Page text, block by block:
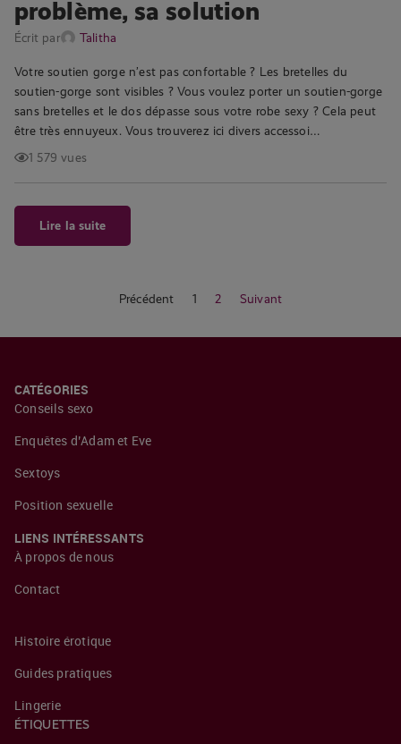
problème, sa solution
Écrit par Talitha
Votre soutien gorge n’est pas confortable ? Les bretelles du
soutien-gorge sont visibles ? Vous voulez porter un soutien-gorge
sans bretelles et le dos dépasse sous votre robe sexy ? Cela peut
être très ennuyeux. Vous trouverez ici divers accessoi…
1 579 vues
Lire la suite
Précédent 1 2 Suivant
CATÉGORIES
Conseils sexo
Enquêtes d’Adam et Eve
Sextoys
Position sexuelle
LIENS INTÉRESSANTS
À propos de nous
Contact
Histoire érotique
Guides pratiques
Lingerie
ÉTIQUETTES